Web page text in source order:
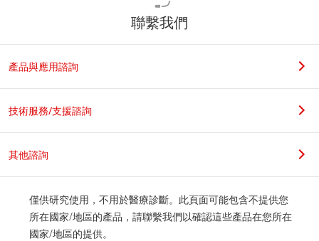
聯繫我們
產品與應用諮詢
技術服務/支援諮詢
其他諮詢
僅供研究使用，不用於醫療診斷。此頁面可能包含不提供您
所在國家/地區的產品，請聯繫我們以確認這些產品在您所在
國家/地區的提供。